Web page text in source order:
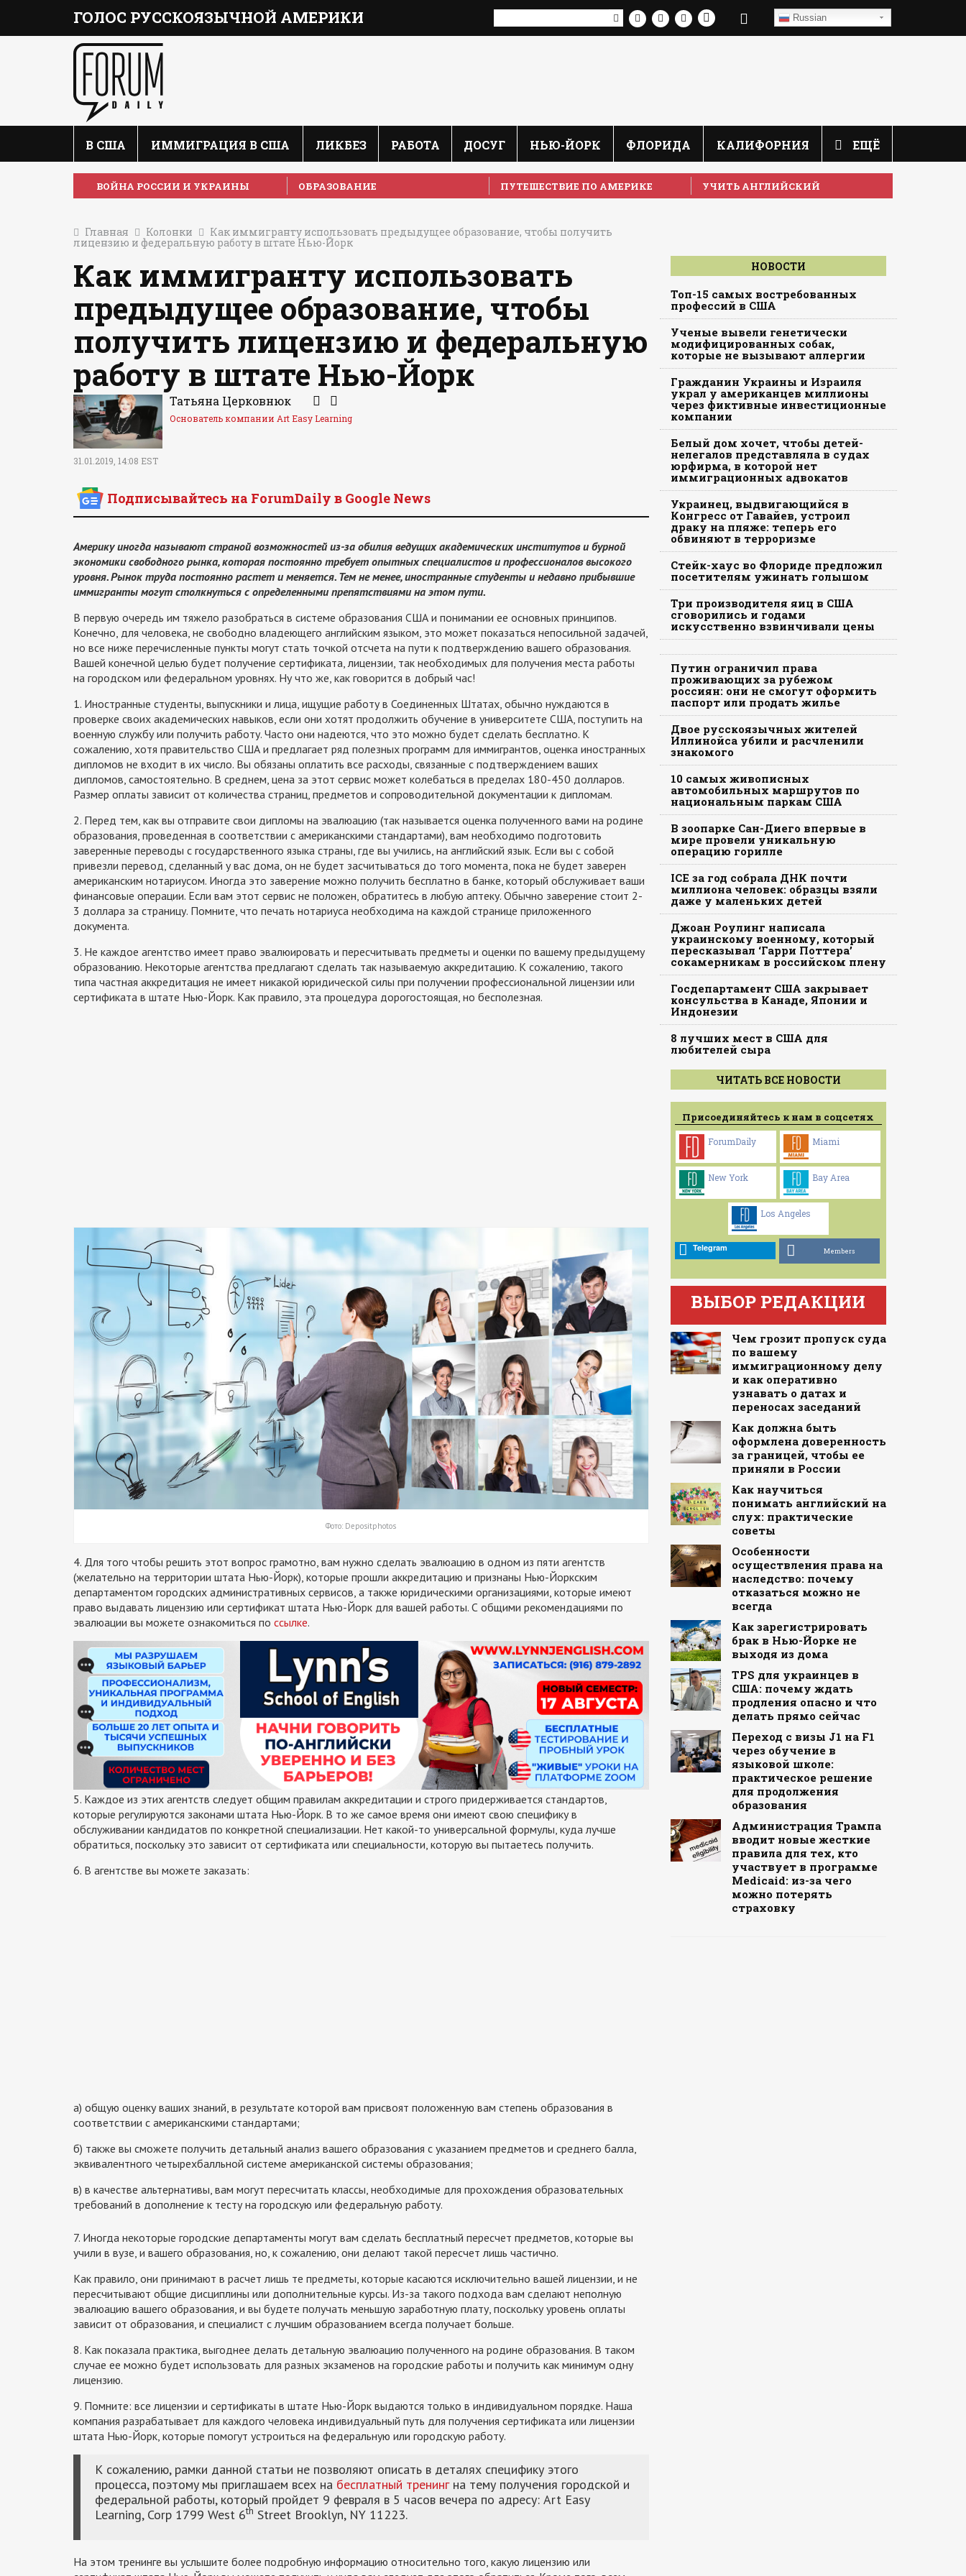
ГОЛОС РУССКОЯЗЫЧНОЙ АМЕРИКИ Russian
В США ИММИГРАЦИЯ В США ЛИКБЕЗ РАБОТА ДОСУГ НЬЮ-ЙОРК ФЛОРИДА КАЛИФОРНИЯ ЕЩЁ
ВОЙНА РОССИИ И УКРАИНЫ ОБРАЗОВАНИЕ ПУТЕШЕСТВИЕ ПО АМЕРИКЕ УЧИТЬ АНГЛИЙСКИЙ
Главная Колонки Как иммигранту использовать предыдущее образование, чтобы получить
лицензию и федеральную работу в штате Нью-Йорк
Как иммигранту использовать
предыдущее образование, чтобы
получить лицензию и федеральную
работу в штате Нью-Йорк
Татьяна Церковнюк
Основатель компании Art Easy Learning
31.01.2019, 14:08 EST
Подписывайтесь на ForumDaily в Google News
Америку иногда называют страной возможностей из-за обилия ведущих академических институтов и бурной
экономики свободного рынка, которая постоянно требует опытных специалистов и профессионалов высокого
уровня. Рынок труда постоянно растет и меняется. Тем не менее, иностранные студенты и недавно прибывшие
иммигранты могут столкнуться с определенными препятствиями на этом пути.
В первую очередь им тяжело разобраться в системе образования США и понимании ее основных принципов.
Конечно, для человека, не свободно владеющего английским языком, это может показаться непосильной задачей,
но все ниже перечисленные пункты могут стать точкой отсчета на пути к подтверждению вашего образования.
Вашей конечной целью будет получениe сертификата, лицензии, так необходимых для получения места работы
на городском или федеральном уровнях. Ну что же, как говорится в добрый час!
1. Иностранные студенты, выпускники и лица, ищущие работу в Соединенных Штатах, обычно нуждаются в
проверке своих академических навыков, если они хотят продолжить обучение в университете США, поступить на
военную службу или получить работу. Часто они надеются, что это можно будет сделать бесплатно. К
сожалению, хотя правительство США и предлагает ряд полезных программ для иммигрантов, оценка иностранных
дипломов не входит в их число. Вы обязаны оплатить все расходы, связанные с подтверждением ваших
дипломов, самостоятельно. В среднем, цена за этот сервис может колебаться в пределах 180-450 долларов.
Размер оплаты зависит от количества страниц, предметов и сопроводительной документации к дипломам.
2. Перед тем, как вы отправите свои дипломы на эвалюацию (так называется оценка полученного вами на родине
образования, проведенная в соответствии с американскими стандартами), вам необходимо подготовить
заверенные переводы с государственного языка страны, где вы учились, на английский язык. Если вы с собой
привезли перевод, сделанный у вас дома, он не будет засчитываться до того момента, пока не будет заверен
американским нотариусом. Иногда это заверение можно получить бесплатно в банке, который обслуживает ваши
финансовые операции. Если вам этот сервис не положен, обратитесь в любую аптеку. Обычно заверение стоит 2-
3 доллара за страницу. Помните, что печать нотариуса необходима на каждой странице приложенного
документа.
3. Не каждое агентство имеет право эвалюировать и пересчитывать предметы и оценки по вашему предыдущему
образованию. Некоторые агентства предлагают сделать так называемую аккредитацию. К сожалению, такого
типа частная аккредитация не имеет никакой юридической силы при получении профессиональной лицензии или
сертификата в штате Нью-Йорк. Как правило, эта процедура дорогостоящая, но бесполезная.
Фото: Depositphotos
4. Для того чтобы решить этот вопрос грамотно, вам нужно сделать эвалюацию в одном из пяти агентств
(желательно на территории штата Нью-Йорк), которые прошли аккредитацию и признаны Нью-Йоркским
департаментом городских административных сервисов, а также юридическими организациями, которые имеют
право выдавать лицензию или сертификат штата Нью-Йорк для вашей работы. С общими рекомендациями по
эвалюации вы можете ознакомиться по ссылке.
5. Каждое из этих агентств следует общим правилам аккредитации и строго придерживается стандартов,
которые регулируются законами штата Нью-Йорк. В то же самое время они имеют свою специфику в
обслуживании кандидатов по конкретной специализации. Нет какой-то универсальной формулы, куда лучше
обратиться, поскольку это зависит от сертификата или специальности, которую вы пытаетесь получить.
6. В агентстве вы можете заказать:
а) общую оценку ваших знаний, в результате которой вам присвоят положенную вам степень образования в
соответствии с американскими стандартами;
б) также вы сможете получить детальный анализ вашего образования с указанием предметов и среднего балла,
эквивалентного четырехбалльной системе американской системы образования;
в) в качестве альтернативы, вам могут пересчитать классы, необходимые для прохождения образовательных
требований в дополнение к тесту на городскую или федеральную работу.
7. Иногда некоторые городские департаменты могут вам сделать бесплатный пересчет предметов, которые вы
учили в вузе, и вашего образования, но, к сожалению, они делают такой пересчет лишь частично.
Как правило, они принимают в расчет лишь те предметы, которые касаются исключительно вашей лицензии, и не
пересчитывают общие дисциплины или дополнительные курсы. Из-за такого подхода вам сделают неполную
эвалюацию вашего образования, и вы будете получать меньшую заработную плату, поскольку уровень оплаты
зависит от образования, и специалист с лучшим образованием всегда получает больше.
8. Как показала практика, выгоднее делать детальную эвалюацию полученного на родине образования. В таком
случае ее можно будет использовать для разных экзаменов на городские работы и получить как минимум одну
лицензию.
9. Помните: все лицензии и сертификаты в штате Нью-Йорк выдаются только в индивидуальном порядке. Наша
компания разрабатывает для каждого человека индивидуальный путь для получения сертификата или лицензии
штата Нью-Йорк, которые помогут устроиться на федеральную или городскую работу.
К сожалению, рамки данной статьи не позволяют описать в деталях специфику этого
процесса, поэтомy мы приглашаем всех на бесплатный тренингна тему получения городской и
федеральной работы, который пройдет 9 февраля в 5 часов вечера по адресу: Art Easy
Learning, Corp 1799 West 6th Street Brooklyn, NY 11223.
На этом тренинге вы услышите более подробную информацию относительно того, какую лицензию или
НОВОСТИ
Топ-15 самых востребованных
профессий в США
Ученые вывели генетически
модифицированных собак,
которые не вызывают аллергии
Гражданин Украины и Израиля
украл у американцев миллионы
через фиктивные инвестиционные
компании
Белый дом хочет, чтобы детей-
нелегалов представляла в судах
юрфирма, в которой нет
иммиграционных адвокатов
Украинец, выдвигающийся в
Конгресс от Гавайев, устроил
драку на пляже: теперь его
обвиняют в терроризме
Стейк-хаус во Флориде предложил
посетителям ужинать голышом
Три производителя яиц в США
сговорились и годами
искусственно взвинчивали цены
Путин ограничил права
проживающих за рубежом
россиян: они не смогут оформить
паспорт или продать жилье
Двое русскоязычных жителей
Иллинойса убили и расчленили
знакомого
10 самых живописных
автомобильных маршрутов по
национальным паркам США
В зоопарке Сан-Диего впервые в
мире провели уникальную
операцию горилле
ICE за год собрала ДНК почти
миллиона человек: образцы взяли
даже у маленьких детей
Джоан Роулинг написала
украинскому военному, который
пересказывал ‘Гарри Поттера’
сокамерникам в российском плену
Госдепартамент США закрывает
консульства в Канаде, Японии и
Индонезии
8 лучших мест в США для
любителей сыра
ЧИТАТЬ ВСЕ НОВОСТИ
Присоединяйтесь к нам в соцсетях
ForumDaily Miami
New York Bay Area
Los Angeles
Telegram Members
ВЫБОР РЕДАКЦИИ
Чем грозит пропуск суда
по вашему
иммиграционному делу
и как оперативно
узнавать о датах и
переносах заседаний
Как должна быть
оформлена доверенность
за границей, чтобы ее
приняли в России
Как научиться
понимать английский на
слух: практические
советы
Особенности
осуществления права на
наследство: почему
отказаться можно не
всегда
Как зарегистрировать
брак в Нью-Йорке не
выходя из дома
TPS для украинцев в
США: почему ждать
продления опасно и что
делать прямо сейчас
Переход с визы J1 на F1
через обучение в
языковой школе:
практическое решение
для продолжения
образования
Администрация Трампа
вводит новые жесткие
правила для тех, кто
участвует в программе
Medicaid: из-за чего
можно потерять
страховку